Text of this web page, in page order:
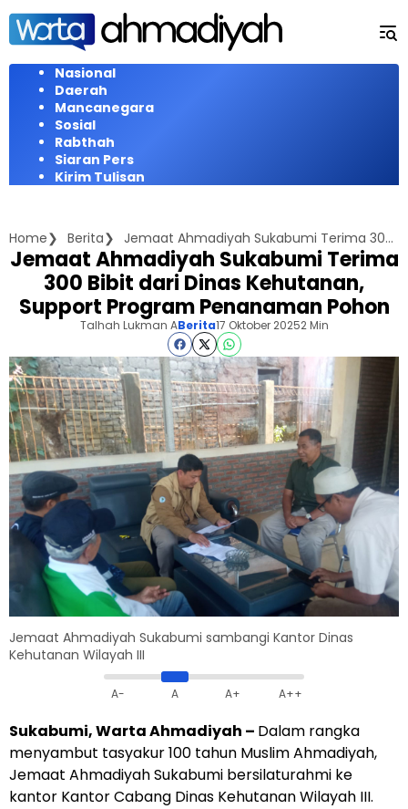
Langsung
konten
Nasional
Daerah
Mancanegara
Sosial
Rabthah
Siaran Pers
Kirim Tulisan
Home Berita Jemaat Ahmadiyah Sukabumi Terima 300 Bibit dari Dinas Kehutanan, Support Program Penanaman Pohon
Jemaat Ahmadiyah Sukabumi Terima
300 Bibit dari Dinas Kehutanan,
Support Program Penanaman Pohon
Talhah Lukman ABerita17 Oktober 20252 Min
Jemaat Ahmadiyah Sukabumi sambangi Kantor Dinas
Kehutanan Wilayah III
A- A A+ A++
Sukabumi, Warta Ahmadiyah – Dalam rangka
menyambut tasyakur 100 tahun Muslim Ahmadiyah,
Jemaat Ahmadiyah Sukabumi bersilaturahmi ke
kantor Kantor Cabang Dinas Kehutanan Wilayah III.